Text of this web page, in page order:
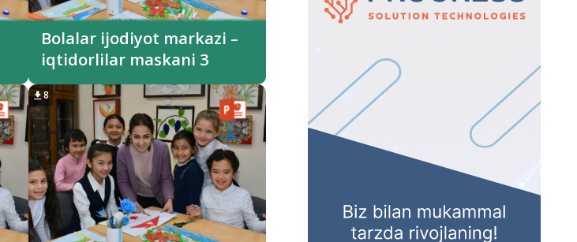
Bolalar ijodiyot markazi –
iqtidorlilar maskani 3
8